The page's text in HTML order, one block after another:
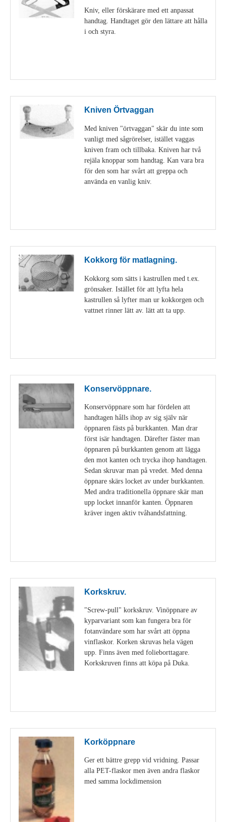
Kniv, eller förskärare med ett anpassat
handtag. Handtaget gör den lättare att hålla
i och styra.
Kniven Örtvaggan
Med kniven "örtvaggan" skär du inte som
vanligt med sågrörelser, istället vaggas
kniven fram och tillbaka. Kniven har två
rejäla knoppar som handtag. Kan vara bra
för den som har svårt att greppa och
använda en vanlig kniv.
Kokkorg för matlagning.
Kokkorg som sätts i kastrullen med t.ex.
grönsaker. Istället för att lyfta hela
kastrullen så lyfter man ur kokkorgen och
vattnet rinner lätt av. lätt att ta upp.
Konservöppnare.
Konservöppnare som har fördelen att
handtagen hålls ihop av sig själv när
öppnaren fästs på burkkanten. Man drar
först isär handtagen. Därefter fäster man
öppnaren på burkkanten genom att lägga
den mot kanten och trycka ihop handtagen.
Sedan skruvar man på vredet. Med denna
öppnare skärs locket av under burkkanten.
Med andra traditionella öppnare skär man
upp locket innanför kanten. Öppnaren
kräver ingen aktiv tvåhandsfattning.
Korkskruv.
"Screw-pull" korkskruv. Vinöppnare av
kyparvariant som kan fungera bra för
fotanvändare som har svårt att öppna
vinflaskor. Korken skruvas hela vägen
upp. Finns även med folieborttagare.
Korkskruven finns att köpa på Duka.
Korköppnare
Ger ett bättre grepp vid vridning. Passar
alla PET-flaskor men även andra flaskor
med samma lockdimension